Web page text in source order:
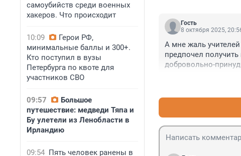
самоубийств среди военных
хакеров. Что происходит
10:09
Герои РФ,
минимальные баллы и 300+.
Кто поступил в вузы
Петербурга по квоте для
участников СВО
09:57
Большое
путешествие: медведи Тяпа и
Бу улетели из Ленобласти в
Ирландию
09:54 Пять человек ранены в
Гость
8 октября 2025,
А мне жаль
предпочел
добровольно-